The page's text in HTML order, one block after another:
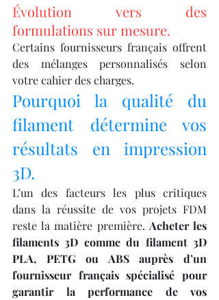
Évolution vers des
formulations sur mesure.
Certains fournisseurs français offrent
des mélanges personnalisés selon
votre cahier des charges.
Pourquoi la qualité du
filament détermine vos
résultats en impression
3D.
L’un des facteurs les plus critiques
dans la réussite de vos projets FDM
reste la matière première. Acheter les
filaments 3D comme du filament 3D
PLA, PETG ou ABS auprès d’un
fournisseur français spécialisé pour
garantir la performance de vos